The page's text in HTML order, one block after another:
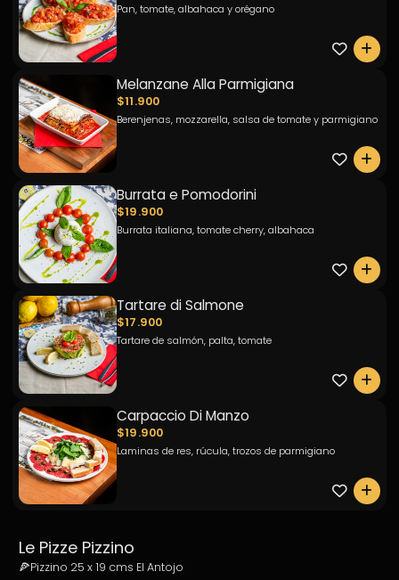
Pan, tomate, albahaca y orégano
0
Melanzane Alla Parmigiana
$11.900
Berenjenas, mozzarella, salsa de tomate y parmigiano
0
Burrata e Pomodorini
$19.900
Burrata italiana, tomate cherry, albahaca
0
Tartare di Salmone
$17.900
Tartare de salmón, palta, tomate
0
Carpaccio Di Manzo
$19.900
Laminas de res, rúcula, trozos de parmigiano
0
Le Pizze Pizzino
🍕Pizzino 25 x 19 cms El Antojo